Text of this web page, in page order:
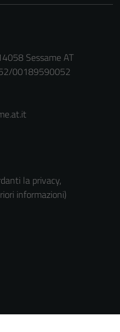
Sessame AT
00189590052
la privacy,
informazioni)